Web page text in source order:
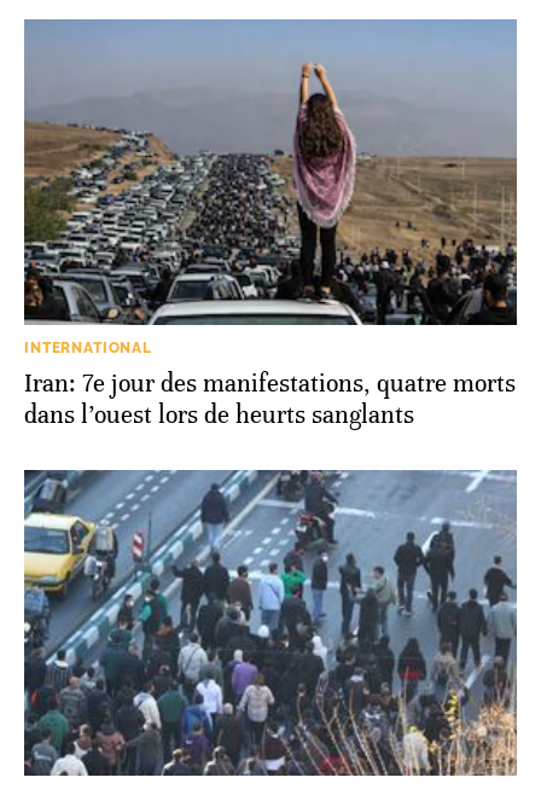
INTERNATIONAL
Iran: 7e jour des manifestations, quatre morts
dans l’ouest lors de heurts sanglants